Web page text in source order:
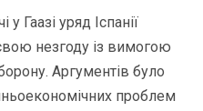
Гаазі уряд Іспанії
незгоду із вимогою
Аргументів було
проблем